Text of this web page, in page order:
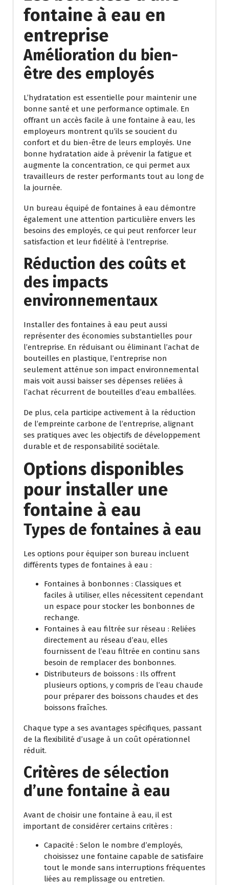
fontaine à eau en
entreprise
Amélioration du bien-
être des employés
L’hydratation est essentielle pour maintenir une
bonne santé et une performance optimale. En
offrant un accès facile à une fontaine à eau, les
employeurs montrent qu’ils se soucient du
confort et du bien-être de leurs employés. Une
bonne hydratation aide à prévenir la fatigue et
augmente la concentration, ce qui permet aux
travailleurs de rester performants tout au long de
la journée.
Un bureau équipé de fontaines à eau démontre
également une attention particulière envers les
besoins des employés, ce qui peut renforcer leur
satisfaction et leur fidélité à l’entreprise.
Réduction des coûts et
des impacts
environnementaux
Installer des fontaines à eau peut aussi
représenter des économies substantielles pour
l’entreprise. En réduisant ou éliminant l’achat de
bouteilles en plastique, l’entreprise non
seulement atténue son impact environnemental
mais voit aussi baisser ses dépenses reliées à
l’achat récurrent de bouteilles d’eau emballées.
De plus, cela participe activement à la réduction
de l’empreinte carbone de l’entreprise, alignant
ses pratiques avec les objectifs de développement
durable et de responsabilité sociétale.
Options disponibles
pour installer une
fontaine à eau
Types de fontaines à eau
Les options pour équiper son bureau incluent
différents types de fontaines à eau :
Fontaines à bonbonnes : Classiques et
faciles à utiliser, elles nécessitent cependant
un espace pour stocker les bonbonnes de
rechange.
Fontaines à eau filtrée sur réseau : Reliées
directement au réseau d’eau, elles
fournissent de l’eau filtrée en continu sans
besoin de remplacer des bonbonnes.
Distributeurs de boissons : Ils offrent
plusieurs options, y compris de l’eau chaude
pour préparer des boissons chaudes et des
boissons fraîches.
Chaque type a ses avantages spécifiques, passant
de la flexibilité d’usage à un coût opérationnel
réduit.
Critères de sélection
d’une fontaine à eau
Avant de choisir une fontaine à eau, il est
important de considérer certains critères :
Capacité : Selon le nombre d’employés,
choisissez une fontaine capable de satisfaire
tout le monde sans interruptions fréquentes
liées au remplissage ou entretien.